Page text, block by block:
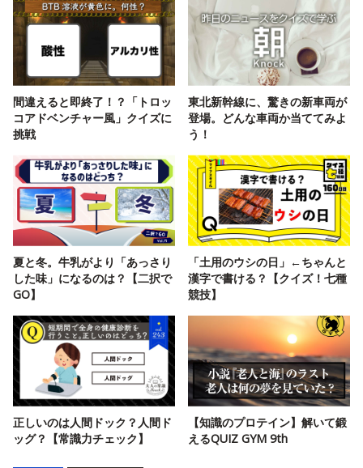
間違えると即終了！？「トロッ
コアドベンチャー風」クイズに
挑戦
東北新幹線に、驚きの新車両が
登場。どんな車両か当ててみよ
う！
夏と冬。牛乳がより「あっさり
した味」になるのは？【二択で
GO】
「土用のウシの日」←ちゃんと
漢字で書ける？【クイズ！七種
競技】
正しいのは人間ドック？人間ド
ッグ？【常識力チェック】
【知識のプロテイン】解いて鍛
えるQUIZ GYM 9th